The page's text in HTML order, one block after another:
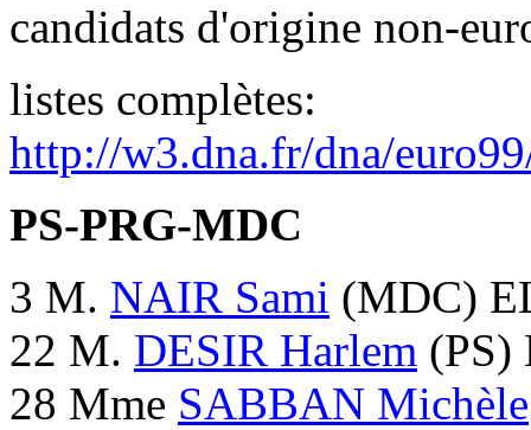
candidats d'origine non-
listes complètes:
http://w3.dna.fr/dna/
PS-PRG-MDC
3 M. NAIR Sami (MDC)
22 M. DESIR Harlem (PS)
28 Mme SABBAN Michèle